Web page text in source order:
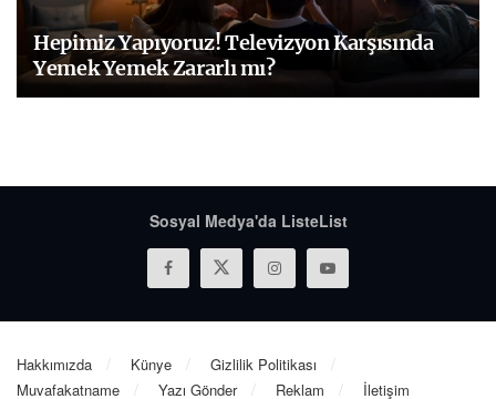
Hepimiz Yapıyoruz! Televizyon Karşısında
Yemek Yemek Zararlı mı?
Sosyal Medya'da ListeList
Hakkımızda Künye
Gizlilik Politikası
Muvafakatname
Yazı Gönder Reklam İletişim